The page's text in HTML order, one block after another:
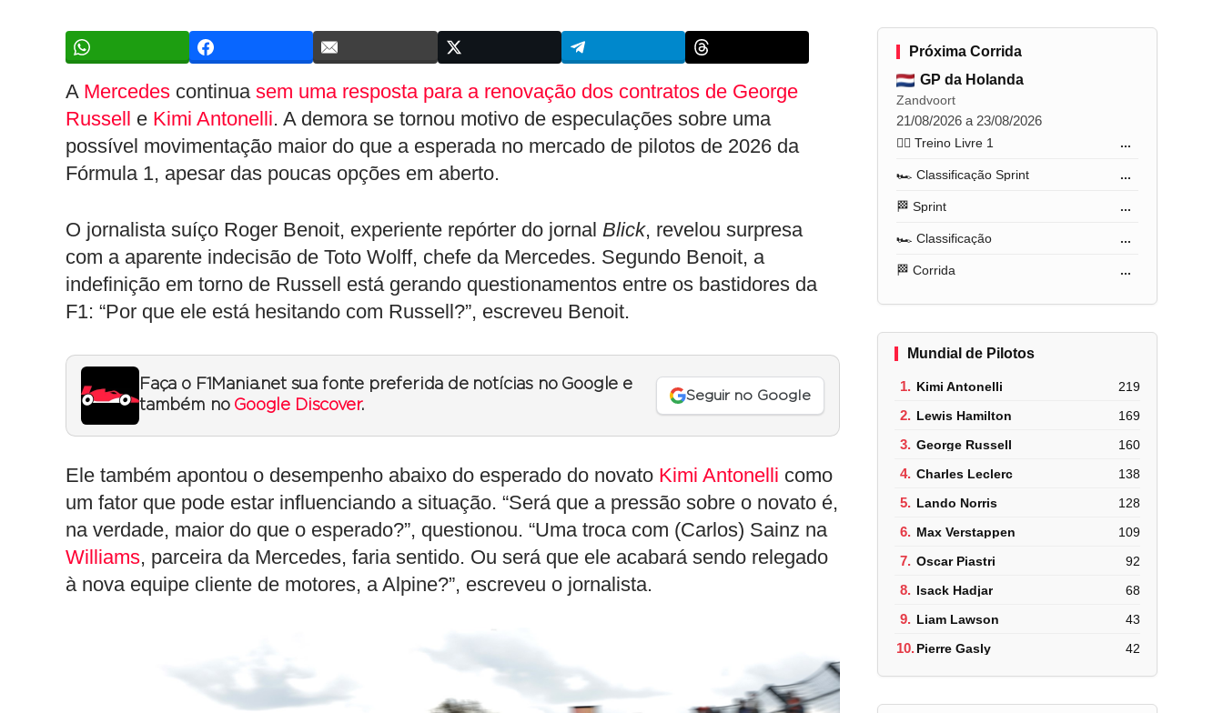
A Mercedes continuasem uma resposta para a renovação dos contratos de George
Russell e Kimi Antonelli. A demora se tornou motivo de especulações sobre uma
possível movimentação maior do que a esperada no mercado de pilotos de 2026 da
Fórmula 1, apesar das poucas opções em aberto.
O jornalista suíço Roger Benoit, experiente repórter do jornal Blick, revelou surpresa
com a aparente indecisão de Toto Wolff, chefe da Mercedes. Segundo Benoit, a
indefinição em torno de Russell está gerando questionamentos entre os bastidores da
F1: “Por que ele está hesitando com Russell?”, escreveu Benoit.
Faça o F1Mania.net sua fonte preferida de notícias no Google e
também no Google Discover.
Seguir no Google
Ele também apontou o desempenho abaixo do esperado do novato Kimi Antonelli como
um fator que pode estar influenciando a situação. “Será que a pressão sobre o novato é,
na verdade, maior do que o esperado?”, questionou. “Uma troca com (Carlos) Sainz na
Williams, parceira da Mercedes, faria sentido. Ou será que ele acabará sendo relegado
à nova equipe cliente de motores, a Alpine?”, escreveu o jornalista.
Próxima Corrida
GP da Holanda
Zandvoort
21/08/2026 a 23/08/2026
🏋️‍♂️ Treino Livre 1 ...
🏎️ Classificação Sprint ...
🏁 Sprint ...
🏎️ Classificação ...
🏁 Corrida ...
Mundial de Pilotos
1. Kimi Antonelli 219
2. Lewis Hamilton 169
3. George Russell 160
4. Charles Leclerc 138
5. Lando Norris 128
6. Max Verstappen 109
7. Oscar Piastri 92
8. Isack Hadjar 68
9. Liam Lawson 43
10.Pierre Gasly 42